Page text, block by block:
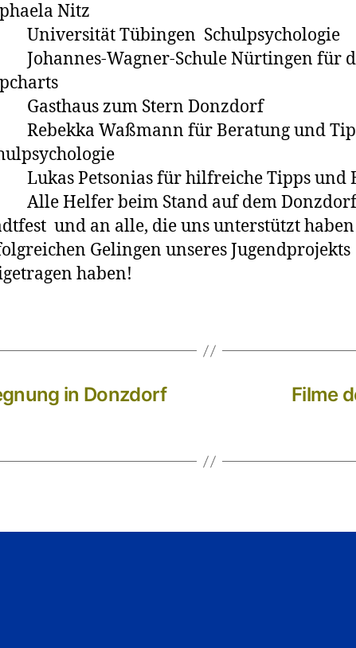
Nitz
Tübingen Schulpsychologie
Wagner-Schule Nürtingen für
zum Stern Donzdorf
Waßmann für Beratung und
Petsonias für hilfreiche Tipps und
Helfer beim Stand auf dem
und an alle, die uns unterstützt
Gelingen unseres Jugendprojekts
haben!
in Donzdorf
Filme